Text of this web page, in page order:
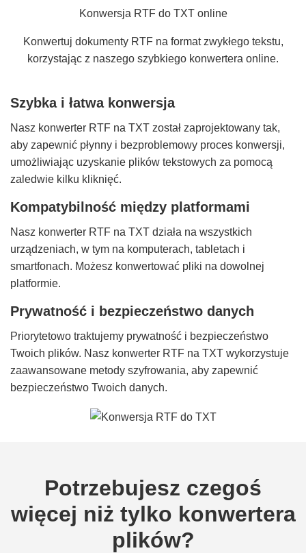
Konwersja RTF do TXT online
Konwertuj dokumenty RTF na format zwykłego tekstu,
korzystając z naszego szybkiego konwertera online.
Szybka i łatwa konwersja
Nasz konwerter RTF na TXT został zaprojektowany tak,
aby zapewnić płynny i bezproblemowy proces konwersji,
umożliwiając uzyskanie plików tekstowych za pomocą
zaledwie kilku kliknięć.
Kompatybilność między platformami
Nasz konwerter RTF na TXT działa na wszystkich
urządzeniach, w tym na komputerach, tabletach i
smartfonach. Możesz konwertować pliki na dowolnej
platformie.
Prywatność i bezpieczeństwo danych
Priorytetowo traktujemy prywatność i bezpieczeństwo
Twoich plików. Nasz konwerter RTF na TXT wykorzystuje
zaawansowane metody szyfrowania, aby zapewnić
bezpieczeństwo Twoich danych.
Potrzebujesz czegoś
więcej niż tylko konwertera
plików?